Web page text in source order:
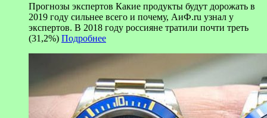
Прогнозы экспертов Какие продукты будут дорожать в
2019 году сильнее всего и почему, АиФ.ru узнал у
экспертов. В 2018 году россияне тратили почти треть
(31,2%) Подробнее